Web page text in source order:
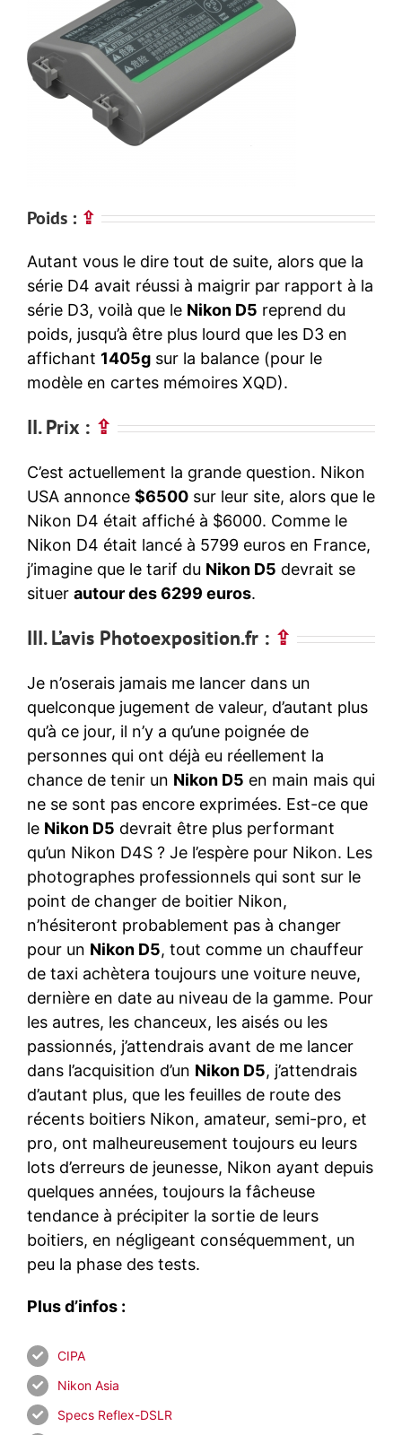
Poids : ⇪
Autant vous le dire tout de suite, alors que la
série D4 avait réussi à maigrir par rapport à la
série D3, voilà que le Nikon D5 reprend du
poids, jusqu’à être plus lourd que les D3 en
affichant 1405g sur la balance (pour le
modèle en cartes mémoires XQD).
II. Prix : ⇪
C’est actuellement la grande question. Nikon
USA annonce $6500 sur leur site, alors que le
Nikon D4 était affiché à $6000. Comme le
Nikon D4 était lancé à 5799 euros en France,
j’imagine que le tarif du Nikon D5 devrait se
situer autour des 6299 euros.
III. L’avis Photoexposition.fr : ⇪
Je n’oserais jamais me lancer dans un
quelconque jugement de valeur, d’autant plus
qu’à ce jour, il n’y a qu’une poignée de
personnes qui ont déjà eu réellement la
chance de tenir un Nikon D5 en main mais qui
ne se sont pas encore exprimées. Est-ce que
le Nikon D5 devrait être plus performant
qu’un Nikon D4S ? Je l’espère pour Nikon. Les
photographes professionnels qui sont sur le
point de changer de boitier Nikon,
n’hésiteront probablement pas à changer
pour un Nikon D5, tout comme un chauffeur
de taxi achètera toujours une voiture neuve,
dernière en date au niveau de la gamme. Pour
les autres, les chanceux, les aisés ou les
passionnés, j’attendrais avant de me lancer
dans l’acquisition d’un Nikon D5, j’attendrais
d’autant plus, que les feuilles de route des
récents boitiers Nikon, amateur, semi-pro, et
pro, ont malheureusement toujours eu leurs
lots d’erreurs de jeunesse, Nikon ayant depuis
quelques années, toujours la fâcheuse
tendance à précipiter la sortie de leurs
boitiers, en négligeant conséquemment, un
peu la phase des tests.
Plus d’infos :
CIPA
Nikon Asia
Specs Reflex-DSLR